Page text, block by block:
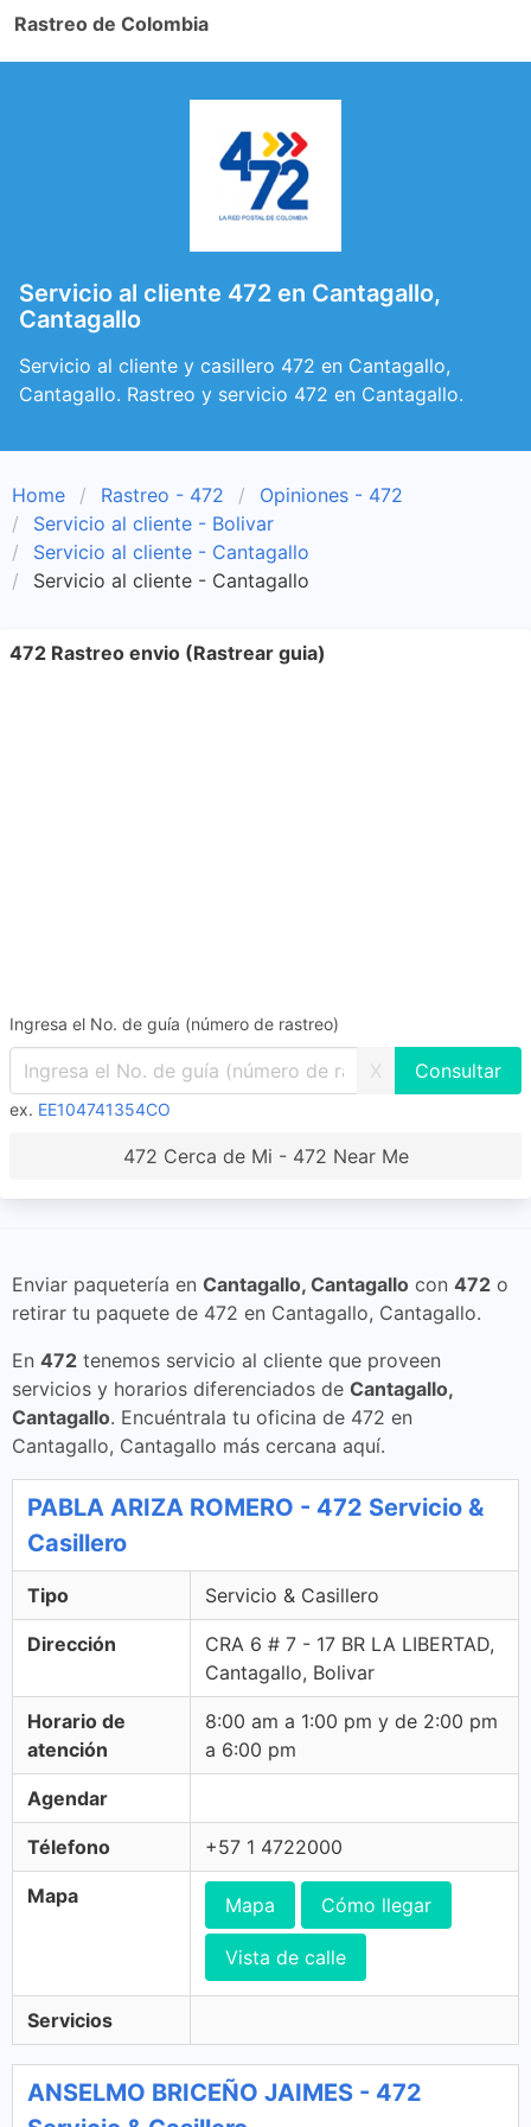
Rastreo de Colombia
Servicio al cliente 472 en Cantagallo,
Cantagallo
Servicio al cliente y casillero 472 en Cantagallo,
Cantagallo. Rastreo y servicio 472 en Cantagallo.
Home Rastreo - 472
Opiniones - 472
Servicio al cliente - Bolivar
Servicio al cliente - Cantagallo
Servicio al cliente - Cantagallo
472 Rastreo envio (Rastrear guia)
Ingresa el No. de guía (número de rastreo)
X
ex. EE104741354CO
472 Cerca de Mi - 472 Near Me
Enviar paquetería en Cantagallo, Cantagallo con 472 o
retirar tu paquete de 472 en Cantagallo, Cantagallo.
En 472 tenemos servicio al cliente que proveen
servicios y horarios diferenciados de Cantagallo,
Cantagallo. Encuéntrala tu oficina de 472 en
Cantagallo, Cantagallo más cercana aquí.
PABLA ARIZA ROMERO - 472 Servicio &
Casillero
Tipo Servicio & Casillero
Dirección
CRA 6 # 7 - 17 BR LA LIBERTAD,
Cantagallo, Bolivar
Horario de
atención
8:00 am a 1:00 pm y de 2:00 pm
a 6:00 pm
Agendar
Télefono +57 1 4722000
Mapa Mapa Cómo llegar
Vista de calle
Servicios
ANSELMO BRICEÑO JAIMES - 472